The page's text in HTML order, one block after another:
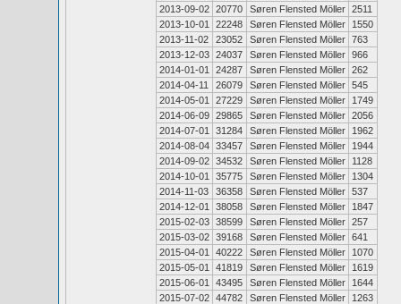
2013-09-02 20770 Søren Flensted Möller 2511
2013-10-01
22248 Søren Flensted Möller
1550
2013-11-02
23052 Søren Flensted Möller 763
2013-12-03 24037 Søren Flensted Möller 966
2014-01-01
24287 Søren Flensted Möller 262
2014-04-11
26079 Søren Flensted Möller 545
2014-05-01
27229 Søren Flensted Möller
1749
2014-06-09 29865 Søren Flensted Möller 2056
2014-07-01
31284 Søren Flensted Möller
1962
2014-08-04 33457 Søren Flensted Möller
1944
2014-09-02 34532 Søren Flensted Möller
1128
2014-10-01
35775 Søren Flensted Möller
1304
2014-11-03
36358 Søren Flensted Möller 537
2014-12-01
38058 Søren Flensted Möller
1847
2015-02-03 38599 Søren Flensted Möller 257
2015-03-02 39168 Søren Flensted Möller 641
2015-04-01
40222 Søren Flensted Möller
1070
2015-05-01
41819 Søren Flensted Möller
1619
2015-06-01
43495 Søren Flensted Möller
1644
2015-07-02 44782 Søren Flensted Möller
1263